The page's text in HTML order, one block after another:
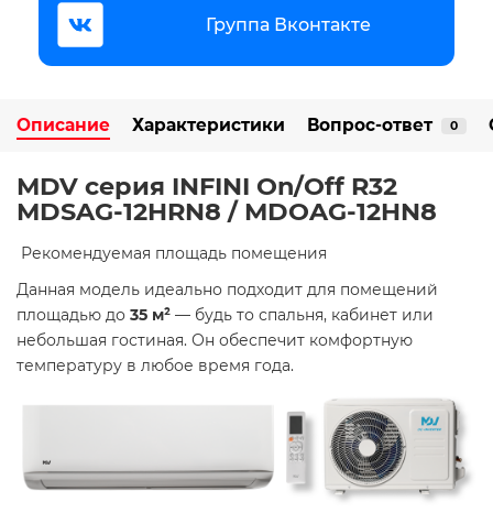
Группа Вконтакте
Описание Характеристики Вопрос-ответ 0
MDV серия INFINI On/Off R32
MDSAG-12HRN8 / MDOAG-12HN8
​ Рекомендуемая площадь помещения
Данная модель идеально подходит для помещений
площадью до 35 м² — будь то спальня, кабинет или
небольшая гостиная. Он обеспечит комфортную
температуру в любое время года.​